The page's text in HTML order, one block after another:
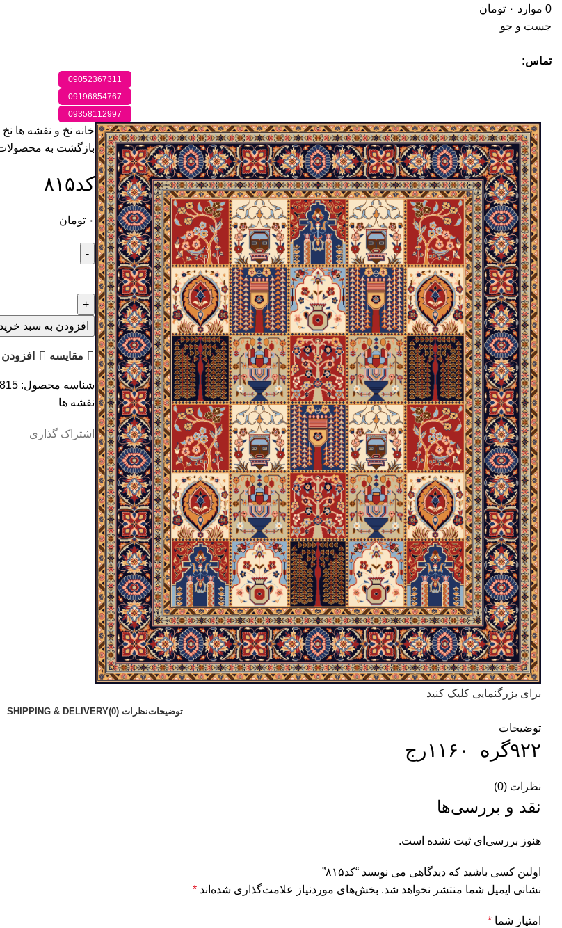
0 موارد ۰ تومان
جست و جو
تماس:
09052367311
09196854767
09358112997
برای بزرگنمایی کلیک کنید
خانه نخ و نقشه ها
بازگشت به
کد۸۱۵
۰ تومان
افزودن به سبد خرید
مقایسه
شناسه محصول: 815
نقشه ها
اشتراک گذاری
توضیحاتنظرات (0) SHIPPING & DELIVERY
توضیحات
۹۲۲گره ۱۱۶۰رج
نظرات (0)
نقد و بررسی‌ها
هنوز بررسی‌ای ثبت نشده است.
اولین کسی باشید که دیدگاهی می نویسد “کد۸۱۵”
نشانی ایمیل شما منتشر نخواهد شد. بخش‌های موردنیاز علامت‌گذاری شده‌اند *
امتیاز شما *